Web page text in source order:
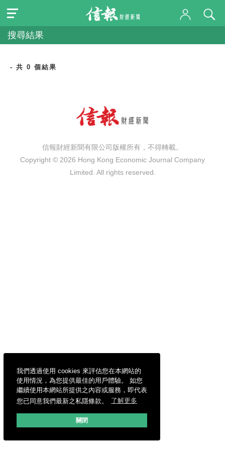
我們透過使用 cookies 來評估您在本網站的
使用情況，為您提供最佳的用戶體驗。 如您
繼續使用本網站所提供之內容或服務，即代表
您已同意我們最新之私隱條款。
了解更多
關閉
搜尋結果
- 共 0 個結果
信報財經新聞有限公司版權所有，不得轉載。
Copyright © 2026 Hong Kong Economic Journal Company
Limited. All rights reserved.